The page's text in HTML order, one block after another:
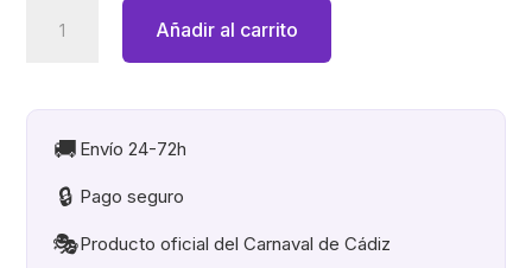
Final
Falla
Carnaval
cantidad
Añadir al carrito
🚚 Envío 24-72h
🔒 Pago seguro
🎭Producto oficial del Carnaval de Cádiz